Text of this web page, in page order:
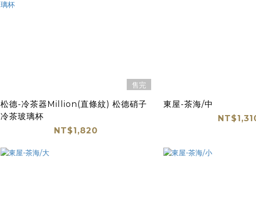
售完
松德-冷茶器Million(直條紋) 松德硝子
冷茶玻璃杯
NT$1,820
東屋-茶海/中